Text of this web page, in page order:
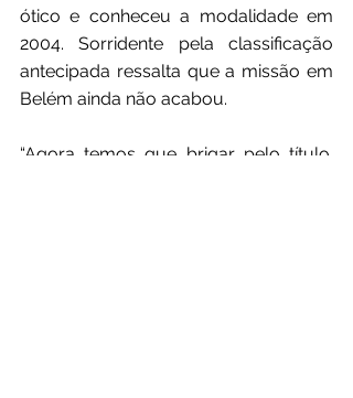
ótico e conheceu a modalidade em
2004. Sorridente pela classificação
antecipada ressalta que a missão em
Belém ainda não acabou.
“Agora temos que brigar pelo título.